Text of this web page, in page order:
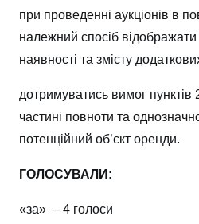
при проведенні аукціонів в
належний спосіб
наявності та змісту
дотримуватись вимог
частині повноти та
потенційний об’єкт оренди.
ГОЛОСУВАЛИ:
«за» – 4 голоси